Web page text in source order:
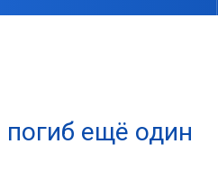
ещё один